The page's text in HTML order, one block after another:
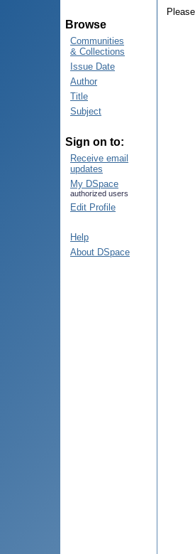
Browse
Communities
& Collections
Issue Date
Author
Title
Subject
Sign on to:
Receive email
updates
My DSpace
authorized users
Edit Profile
Help
About DSpace